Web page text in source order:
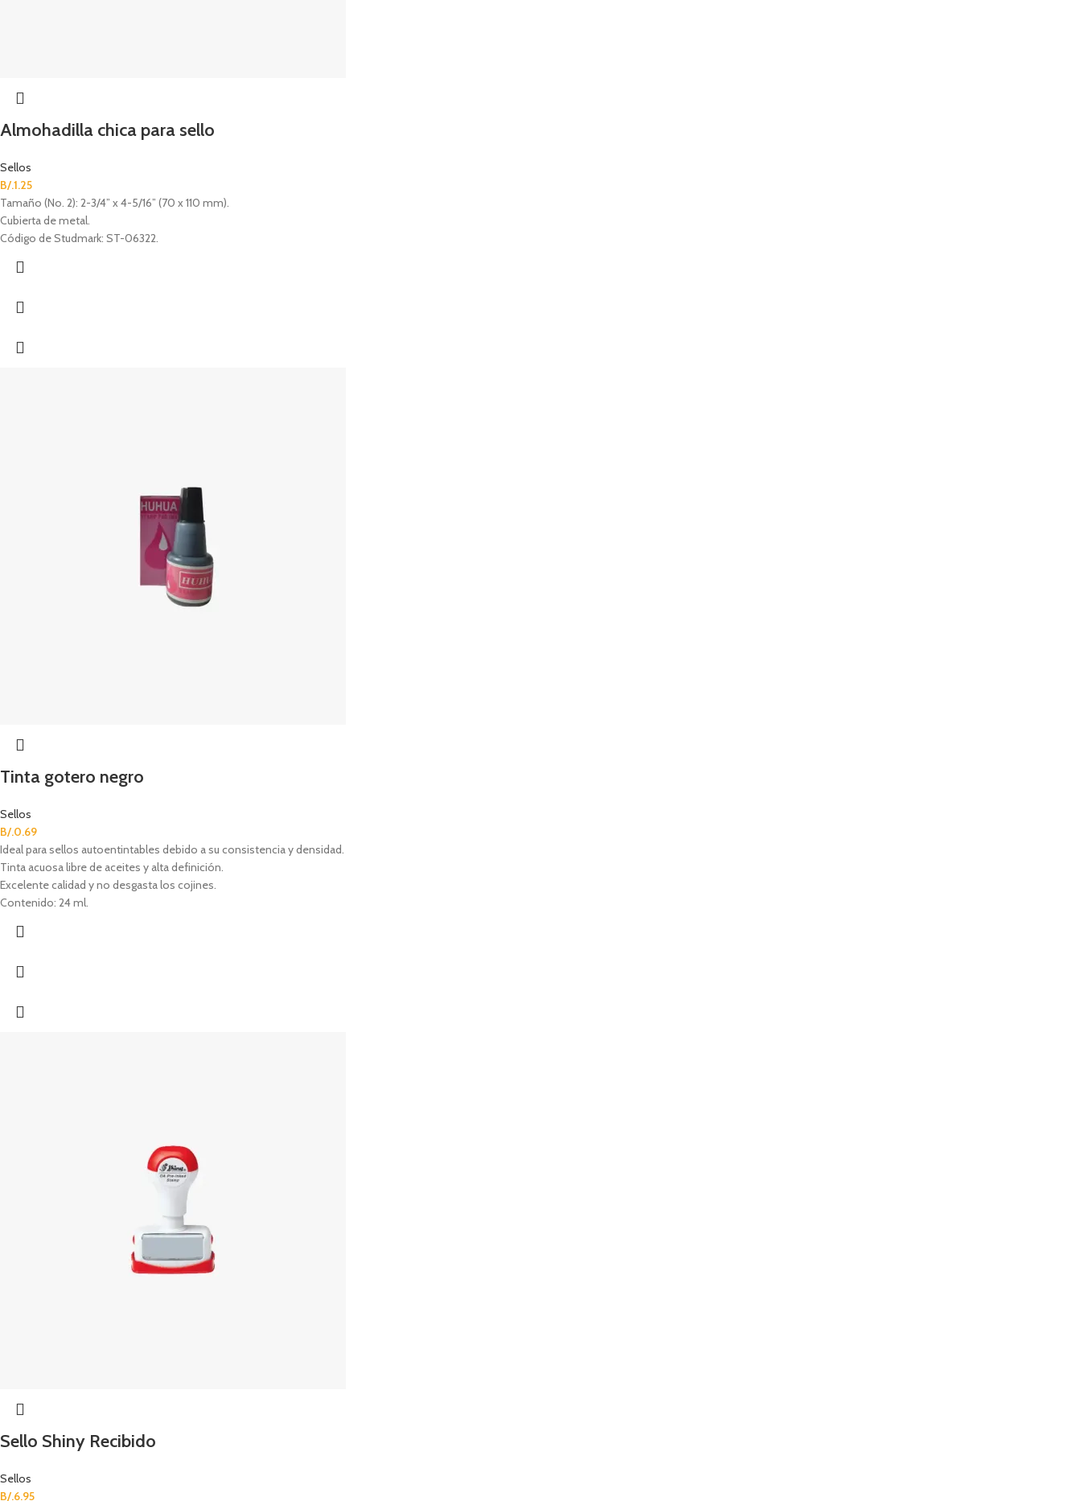
Almohadilla chica para sello
Sellos
B/.1.25
Tamaño (No. 2): 2-3/4” x 4-5/16” (70 x 110 mm).
Cubierta de metal.
Código de Studmark: ST-06322.
Tinta gotero negro
Sellos
B/.0.69
Ideal para sellos autoentintables debido a su consistencia y densidad.
Tinta acuosa libre de aceites y alta definición.
Excelente calidad y no desgasta los cojines.
Contenido: 24 ml.
Sello Shiny Recibido
Sellos
B/.6.95